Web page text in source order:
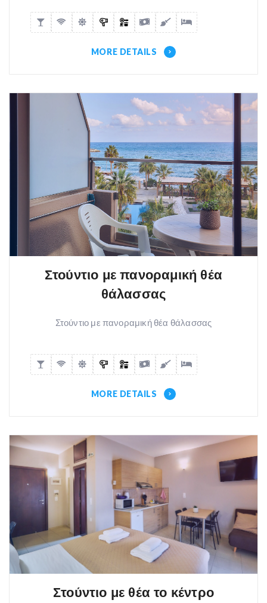
MORE DETAILS
Στούντιο με πανοραμική θέα
θάλασσας
Στούντιο με πανοραμική θέα θάλασσας
MORE DETAILS
Στούντιο με θέα το κέντρο